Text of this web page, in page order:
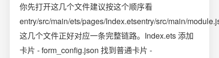
你先打开这几个文件建议按这个顺序看
entry/src/main/ets/pages/Index.etsentry/src/main/
这几个文件正好对应一条完整链路。Index.ets 添加
卡片 - form_config.json 找到普通卡片 -